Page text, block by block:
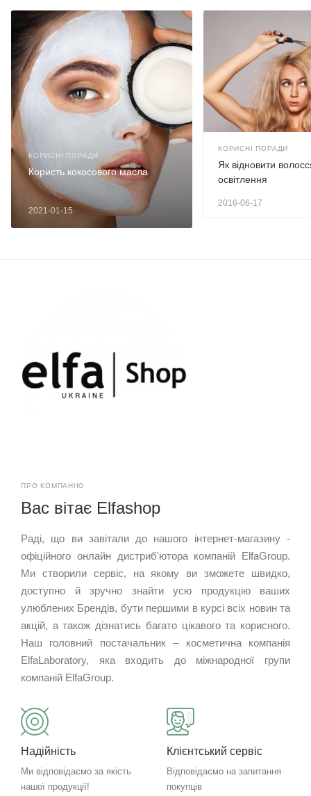
КОРИСНІ ПОРАДИ
2021-01-15
Користь кокосового масла
КОРИСНІ ПОРАДИ
2016-06-17
Як відновити
освітлення
ПРО КОМПАНІЮ
Вас вітає Elfashop
Раді, що ви завітали до нашого інтернет-магазину -
офіційного онлайн дистриб'ютора компаній ElfaGroup.
Ми створили сервіс, на якому ви зможете швидко,
доступно й зручно знайти усю продукцію ваших
улюблених Брендів, бути першими в курсі всіх новин та
акцій, а також дізнатись багато цікавого та корисного.
Наш головний постачальник – косметична компанія
ElfaLaboratory, яка входить до міжнародної групи
компаній ElfaGroup.
Надійність
Ми відповідаємо за якість
нашої продукції!
Клієнтський сервіс
Відповідаємо на запитання
покупців